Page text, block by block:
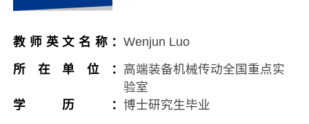
教师英文名称：Wenjun Luo
所在单位： 高端装备机械传动全国重点实
验室
学历：博士研究生毕业